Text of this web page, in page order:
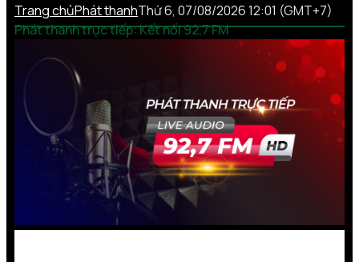
Trang chủPhát thanh
Phát thanh trực tiếp: Kết nối 92,7 FM
Thứ 6, 07/08/2026 12:01 (GMT+7)